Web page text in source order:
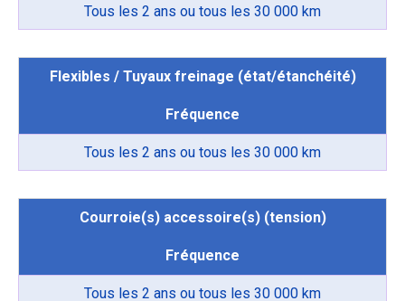
Tous les 2 ans ou tous les 30 000 km
Flexibles / Tuyaux freinage (état/étanchéité)
Fréquence
Tous les 2 ans ou tous les 30 000 km
Courroie(s) accessoire(s) (tension)
Fréquence
Tous les 2 ans ou tous les 30 000 km